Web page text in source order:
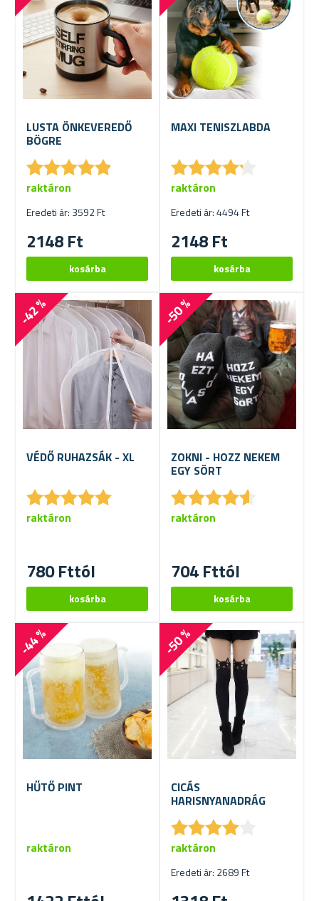
LUSTA ÖNKEVEREDŐ
BÖGRE
★★★★★
★★★★★
Eredeti ár: 3592 Ft
2148 Ft
raktáron
MAXI TENISZLABDA
★★★★★
★★★★★
Eredeti ár: 4494 Ft
2148 Ft
raktáron
-42 %
VÉDŐ RUHAZSÁK - XL
★★★★★
★★★★★
780 Fttól
raktáron
-50 %
ZOKNI - HOZZ NEKEM
EGY SÖRT
★★★★★
★★★★★
704 Fttól
raktáron
-44 %
HŰTŐ PINT
raktáron
-50 %
CICÁS
HARISNYANADRÁG
★★★★
★★★★
Eredeti ár: 2689 Ft
raktáron